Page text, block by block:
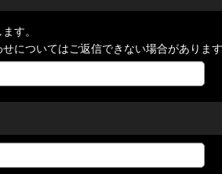
す。
についてはご返信できない場合がありま